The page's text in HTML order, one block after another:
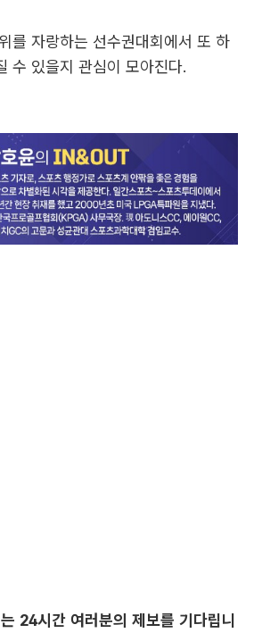
를 자랑하는 선수권대회에서 또 하
수 있을지 관심이 모아진다.
24시간 여러분의 제보를 기다립니